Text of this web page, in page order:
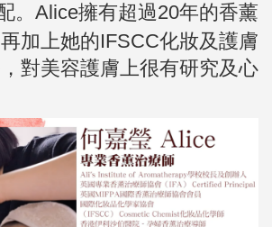
。 Alice擁有超過20年的香薰
加上她的IFSCC化妝及護膚
對美容護膚上很有研究及心